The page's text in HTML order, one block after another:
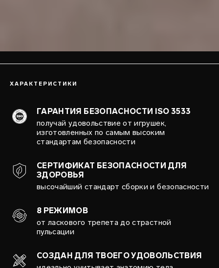
ХАРАКТЕРИСТИКИ
ГАРАНТИЯ БЕЗОПАСНОСТИ ISO 3533
получай удовольствие от игрушек,
изготовленных по самым высоким
стандартам безопасности
СЕРТИФИКАТ БЕЗОПАСНОСТИ ДЛЯ
ЗДОРОВЬЯ
высочайший стандарт сборки и безопасности
8 РЕЖИМОВ
от ласкового трепета до страстной
пульсации
СОЗДАН ДЛЯ ТВОЕГО УДОВОЛЬСТВИЯ